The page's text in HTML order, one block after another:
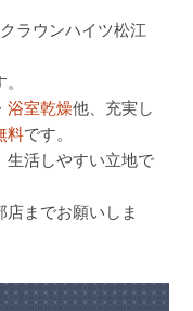
ラウンハイツ松江
浴室乾燥他、充実し
料です。
生活しやすい立地で
までお願いしま